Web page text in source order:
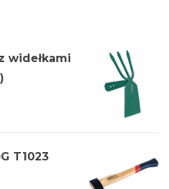
widełkami
T1023